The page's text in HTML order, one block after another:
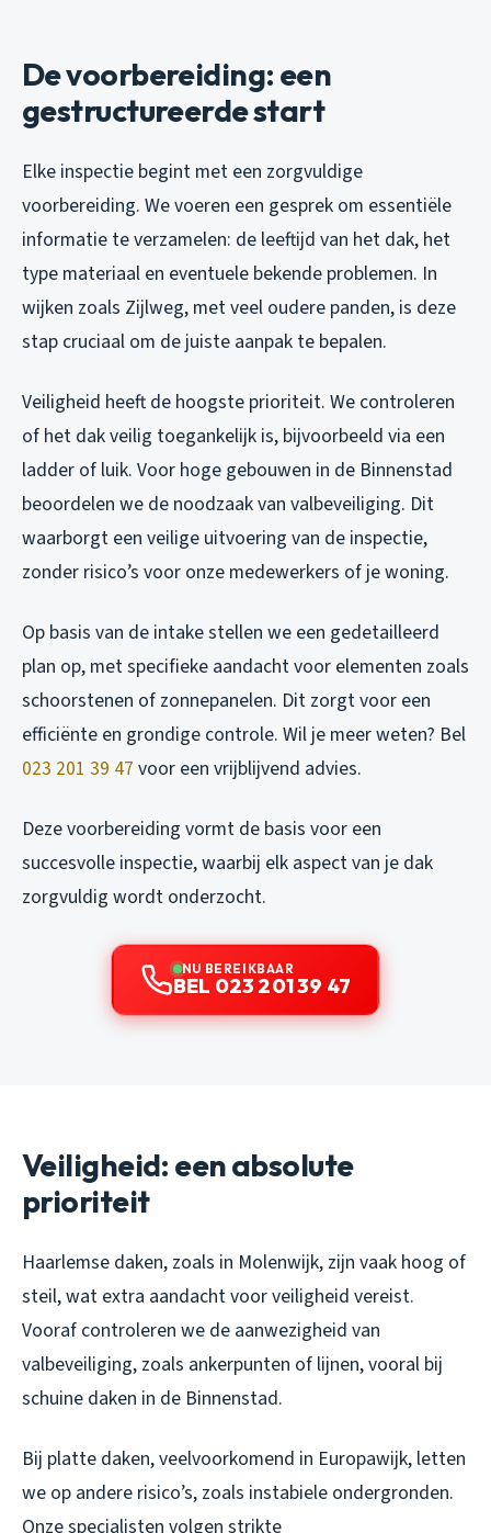
De voorbereiding: een
gestructureerde start
Elke inspectie begint met een zorgvuldige
voorbereiding. We voeren een gesprek om essentiële
informatie te verzamelen: de leeftijd van het dak, het
type materiaal en eventuele bekende problemen. In
wijken zoals Zijlweg, met veel oudere panden, is deze
stap cruciaal om de juiste aanpak te bepalen.
Veiligheid heeft de hoogste prioriteit. We controleren
of het dak veilig toegankelijk is, bijvoorbeeld via een
ladder of luik. Voor hoge gebouwen in de Binnenstad
beoordelen we de noodzaak van valbeveiliging. Dit
waarborgt een veilige uitvoering van de inspectie,
zonder risico’s voor onze medewerkers of je woning.
Op basis van de intake stellen we een gedetailleerd
plan op, met specifieke aandacht voor elementen zoals
schoorstenen of zonnepanelen. Dit zorgt voor een
efficiënte en grondige controle. Wil je meer weten? Bel
023 201 39 47 voor een vrijblijvend advies.
Deze voorbereiding vormt de basis voor een
succesvolle inspectie, waarbij elk aspect van je dak
zorgvuldig wordt onderzocht.
NU BEREIKBAAR
BEL 023 201 39 47
Veiligheid: een absolute
prioriteit
Haarlemse daken, zoals in Molenwijk, zijn vaak hoog of
steil, wat extra aandacht voor veiligheid vereist.
Vooraf controleren we de aanwezigheid van
valbeveiliging, zoals ankerpunten of lijnen, vooral bij
schuine daken in de Binnenstad.
Bij platte daken, veelvoorkomend in Europawijk, letten
we op andere risico’s, zoals instabiele ondergronden.
Onze specialisten volgen strikte